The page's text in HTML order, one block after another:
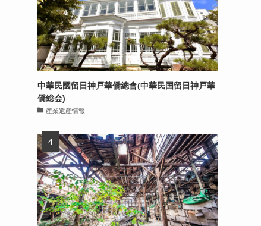
中華民國留日神戸華僑總會(中華民国留日神戸華
僑総会)
産業遺産情報